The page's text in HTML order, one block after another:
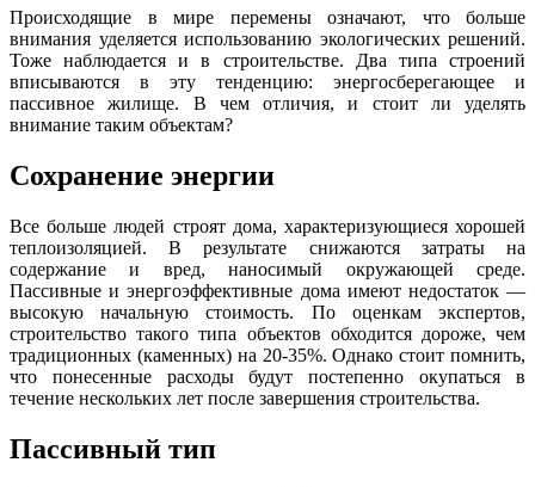
Происходящие в мире перемены означают, что больше
внимания уделяется использованию экологических решений.
Тоже наблюдается и в строительстве. Два типа строений
вписываются в эту тенденцию: энергосберегающее и
пассивное жилище. В чем отличия, и стоит ли уделять
внимание таким объектам?
Сохранение энергии
Все больше людей строят дома, характеризующиеся хорошей
теплоизоляцией. В результате снижаются затраты на
содержание и вред, наносимый окружающей среде.
Пассивные и энергоэффективные дома имеют недостаток —
высокую начальную стоимость. По оценкам экспертов,
строительство такого типа объектов обходится дороже, чем
традиционных (каменных) на 20-35%. Однако стоит помнить,
что понесенные расходы будут постепенно окупаться в
течение нескольких лет после завершения строительства.
Пассивный тип